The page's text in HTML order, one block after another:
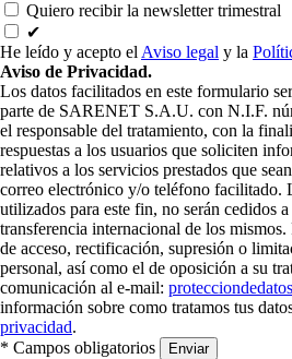
Quiero recibir la newsletter trimestral
✔
He leído y acepto el Aviso legal y la
Aviso de Privacidad.
Los datos facilitados en este formulario
parte de SARENET S.A.U. con N.I.F.
el responsable del tratamiento, con la
respuestas a los usuarios que soliciten
relativos a los servicios prestados que
correo electrónico y/o teléfono facilitado.
utilizados para este fin, no serán cedidos
transferencia internacional de los mismos.
de acceso, rectificación, supresión o
personal, así como el de oposición a su
comunicación al e-mail:
información sobre como tratamos tus
privacidad.
* Campos obligatorios
Enviar